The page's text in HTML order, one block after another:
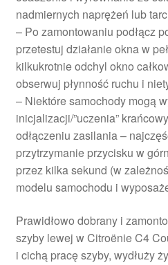
nadmiernych naprężeń lub
– Po zamontowaniu podłącz
przetestuj działanie okna w
kilkukrotnie odchyl okno
obserwuj płynność ruchu i
– Niektóre samochody mogą
inicjalizacji/”uczenia”
odłączeniu zasilania –
przytrzymanie przycisku w
przez kilka sekund (w
modelu samochodu i
Prawidłowo dobrany i
szyby lewej w Citroënie C4
i cichą pracę szyby, wydłuży